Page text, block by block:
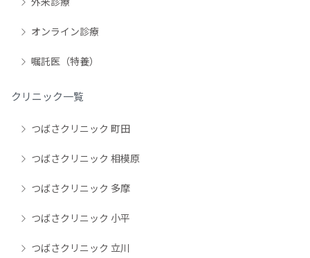
オンライン診療
嘱託医（特養）
クリニック一覧
つばさクリニック 町田
つばさクリニック 相模原
つばさクリニック 多摩
つばさクリニック 小平
つばさクリニック 立川